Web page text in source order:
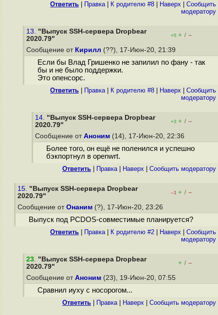
Ответить Правка| К родителю #8 Наверх
Cообщить
модератору
13. "Выпуск SSH-сервера Dropbear
2020.79"
+5 + / –
Сообщение от Кирилл (??), 17-Июн-20, 21:39
Если бы Влад Гришенко не запилил по фану - так
бы и не было поддержки.
Это опенсорс.
Ответить Правка| К родителю #8 Наверх
Cообщить
модератору
14. "Выпуск SSH-сервера Dropbear
2020.79"
+3 + / –
Сообщение от Аноним (14), 17-Июн-20, 22:36
Более того, он ещё не поленился и успешно
бэкпортнул в openwrt.
Ответить Правка| Наверх Cообщить модератору
15. "Выпуск SSH-сервера Dropbear
2020.79"
–1 + / –
Сообщение от Онаним (?), 17-Июн-20, 23:26
Выпуск под PCDOS-совместимые планируется?
Ответить Правка| К родителю #2 Наверх
Cообщить
модератору
23. "Выпуск SSH-сервера Dropbear
2020.79"
+ / –
Сообщение от Аноним (23), 19-Июн-20, 07:55
Сравнил иуху с носорогом...
Ответить Правка| Наверх Cообщить модератору